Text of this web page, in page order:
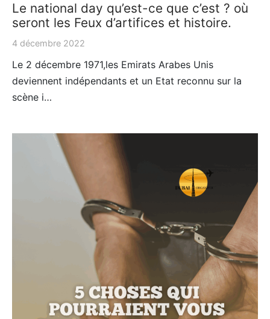
Le national day qu’est-ce que c’est ? où
seront les Feux d’artifices et histoire.
4 décembre 2022
Le 2 décembre 1971,les Emirats Arabes Unis
deviennent indépendants et un Etat reconnu sur la
scène i…